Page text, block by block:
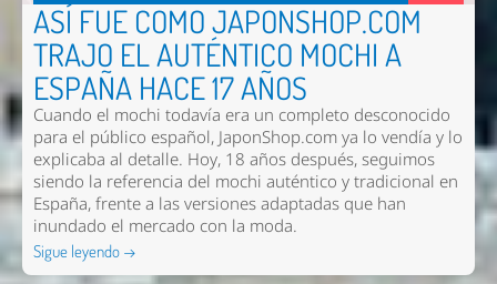
ASÍ FUE COMO JAPONSHOP.COM
TRAJO EL AUTÉNTICO MOCHI A
ESPAÑA HACE 17 AÑOS
Cuando el mochi todavía era un completo desconocido
para el público español, JaponShop.com ya lo vendía y lo
explicaba al detalle. Hoy, 18 años después, seguimos
siendo la referencia del mochi auténtico y tradicional en
España, frente a las versiones adaptadas que han
inundado el mercado con la moda.
Sigue leyendo →
Nombre *
Email *
Comentario *